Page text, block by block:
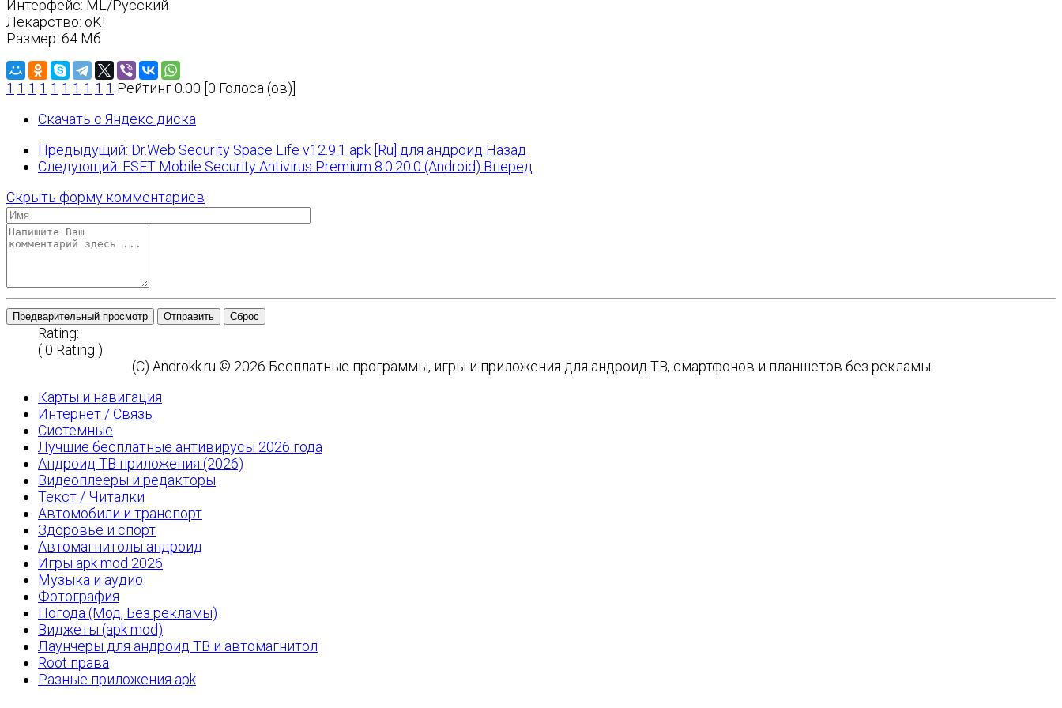
Интерфейс: ML/Русский
Лекарство: оK!
Размер: 64 Мб
1 1 1 1 1 1 1 1 1 1 Рейтинг 0.00 [0 Голоса (ов)]
Скачать с Яндекс диска
Предыдущий: Dr.Web Security Space Life v12.9.1 apk [Ru] для андроид Назад
Следующий: ESET Mobile Security Antivirus Premium 8.0.20.0 (Android) Вперед
Скрыть форму комментариев
Предварительный просмотр Отправить Сброс
Rating:
( 0 Rating )
(C) Androkk.ru © 2026 Бесплатные программы, игры и приложения для андроид ТВ, смартфонов и планшетов без рекламы
Карты и навигация
Интернет / Связь
Системные
Лучшие бесплатные антивирусы 2026 года
Андроид ТВ приложения (2026)
Видеоплееры и редакторы
Текст / Читалки
Автомобили и транспорт
Здоровье и спорт
Автомагнитолы андроид
Игры apk mod 2026
Музыка и аудио
Фотография
Погода (Мод, Без рекламы)
Виджеты (apk mod)
Лаунчеры для андроид ТВ и автомагнитол
Root права
Разные приложения apk